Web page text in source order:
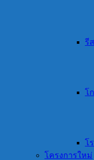
รี
โ
โ
โครงการใหม่